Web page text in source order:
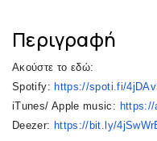
Περιγραφή
Ακούστε το εδώ:
Spotify: https://spoti.fi/
iTunes/ Apple music:
Deezer: https://bit.ly/